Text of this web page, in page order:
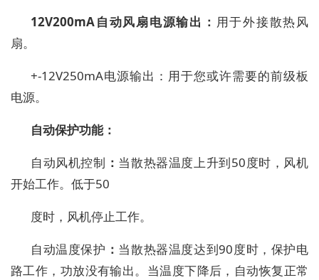
12V200mA自动风扇电源输出 ： 用于外接散热风
扇。
+-12V250mA电源输出 ：用于您或许需要的前级板
电源。
自动保护功能：
自动风机控制 ： 当散热器温度上升到50度时，风机
开始工作。低于50
度时，风机停止工作。
自动温度保护 ： 当散热器温度达到90度时，保护电
路工作，功放没有输出。 当温度下降后，自动恢复正常